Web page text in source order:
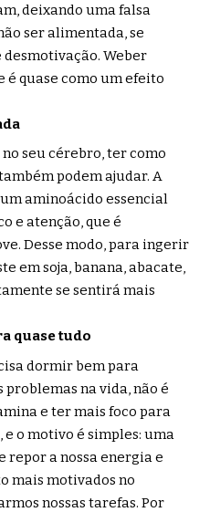
deixando uma falsa
ser alimentada, se
Weber
é quase como um efeito
seu cérebro, ter como
podem ajudar. A
aminoácido essencial
e atenção, que é
Desse modo, para ingerir
em soja, banana, abacate,
se sentirá mais
quase tudo
dormir bem para
na vida, não é
e ter mais foco para
o motivo é simples: uma
repor a nossa energia e
mais motivados no
nossas tarefas. Por